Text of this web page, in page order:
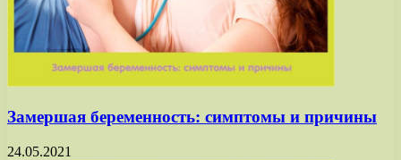
Замершая беременность: симптомы и причины
24.05.2021